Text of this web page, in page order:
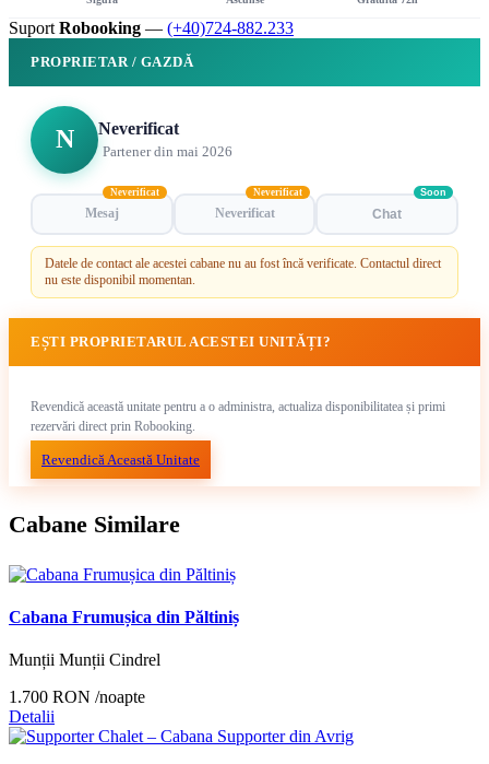
Suport Robooking — (+40)724-882.233
PROPRIETAR / GAZDĂ
N Neverificat
Partener din mai 2026
Mesaj
Neverificat
Neverificat
Neverificat
Chat
Soon
Datele de contact ale acestei cabane nu au fost încă verificate. Contactul direct
nu este disponibil momentan.
EȘTI PROPRIETARUL ACESTEI UNITĂȚI?
Revendică această unitate pentru a o administra, actualiza disponibilitatea și primi
rezervări direct prin Robooking.
Revendică Această Unitate
Cabane Similare
Cabana Frumușica din Păltiniș
Munții Munții Cindrel
1.700 RON /noapte
Detalii